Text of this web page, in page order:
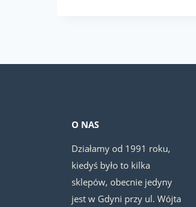
O NAS
Działamy od 1991 roku,
kiedyś było to kilka
sklepów, obecnie jedyny
jest w Gdyni przy ul. Wójta